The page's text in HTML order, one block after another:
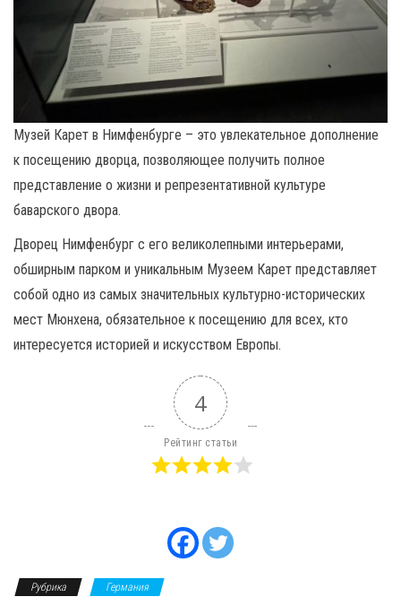
Музей Карет в Нимфенбурге – это увлекательное дополнение
к посещению дворца, позволяющее получить полное
представление о жизни и репрезентативной культуре
баварского двора.
Дворец Нимфенбург с его великолепными интерьерами,
обширным парком и уникальным Музеем Карет представляет
собой одно из самых значительных культурно-исторических
мест Мюнхена, обязательное к посещению для всех, кто
интересуется историей и искусством Европы.
4
Рейтинг статьи
Рубрика Германия